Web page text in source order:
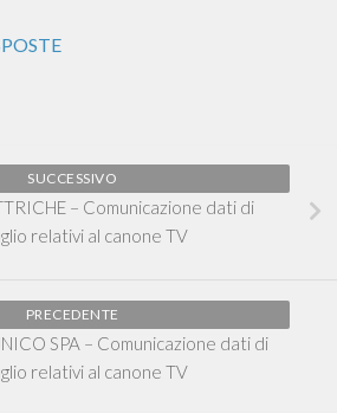
SUCCESSIVO
– Comunicazione dati di
relativi al canone TV
PRECEDENTE
SPA – Comunicazione dati di
relativi al canone TV